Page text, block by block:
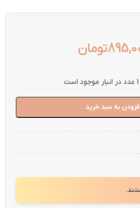
تومان
به سبد خرید